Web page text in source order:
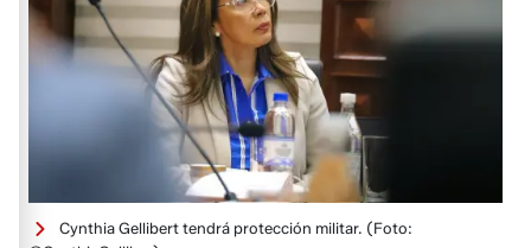
Cynthia Gellibert tendrá protección militar. (Foto: